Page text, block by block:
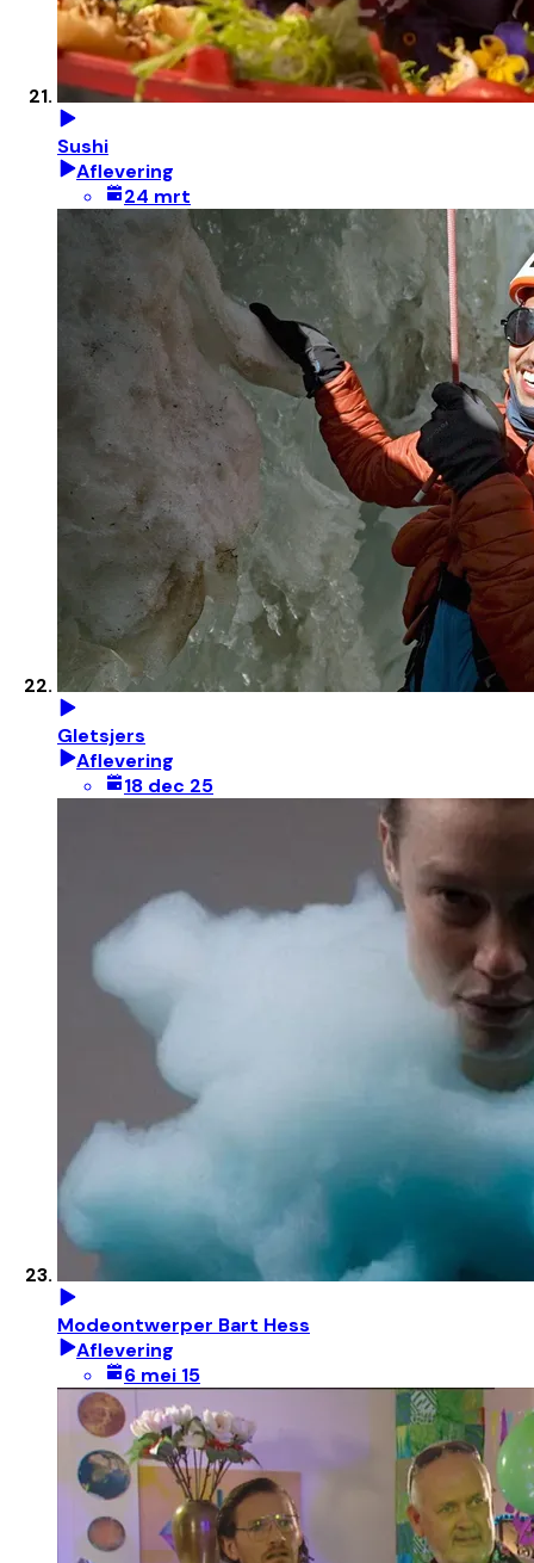
Sushi
Aflevering
24 mrt
Gletsjers
Aflevering
18 dec 25
Modeontwerper Bart Hess
Aflevering
6 mei 15